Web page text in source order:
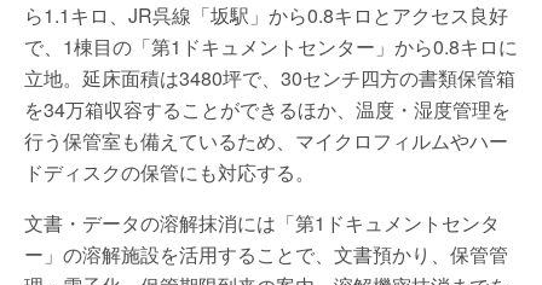
ら1.1キロ、JR呉線「坂駅」から0.8キロとアクセス良好
で、1棟目の「第1ドキュメントセンター」から0.8キロに
立地。延床面積は3480坪で、30センチ四方の書類保管箱
を34万箱収容することができるほか、温度・湿度管理を
行う保管室も備えているため、マイクロフィルムやハー
ドディスクの保管にも対応する。
文書・データの溶解抹消には「第1ドキュメントセンタ
ー」の溶解施設を活用することで、文書預かり、保管管